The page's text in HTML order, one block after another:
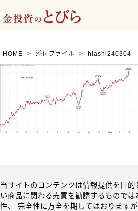
HOME 添付ファイル hiashi240304
当サイトのコンテンツは情報提供を目
い商品に関わる売買を勧誘するもので
性、 完全性に万全を期してはおります